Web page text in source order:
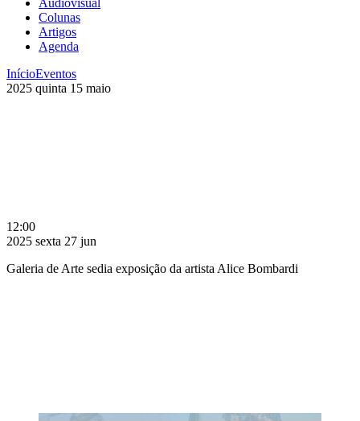
Audiovisual
Colunas
Artigos
Agenda
InícioEventos
2025 quinta 15 maio
12:00
2025 sexta 27 jun
Galeria de Arte sedia exposição da artista Alice Bombardi